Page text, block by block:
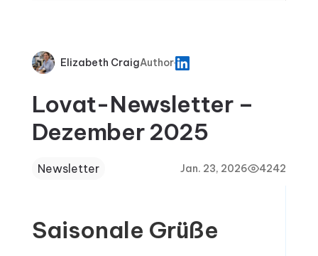
Elizabeth CraigAuthor
Lovat-Newsletter –
Dezember 2025
Newsletter Jan. 23, 2026 4242
Saisonale Grüße